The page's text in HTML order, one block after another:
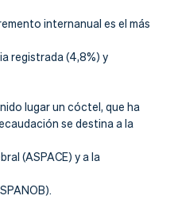
internanual es el más
registrada (4,8%) y
lugar un cóctel, que ha
se destina a la
(ASPACE) y a la